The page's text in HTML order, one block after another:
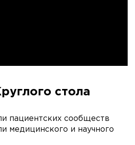
стола
пациентских сообществ
медицинского и научного